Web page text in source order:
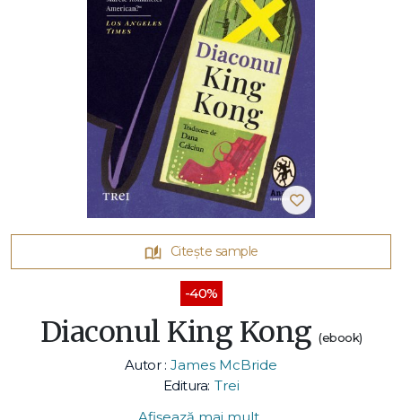
Citește sample
-40%
Diaconul King Kong (ebook)
Autor : James McBride
Editura: Trei